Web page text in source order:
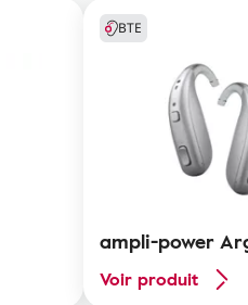
BTE
ampli-power
Voir produit